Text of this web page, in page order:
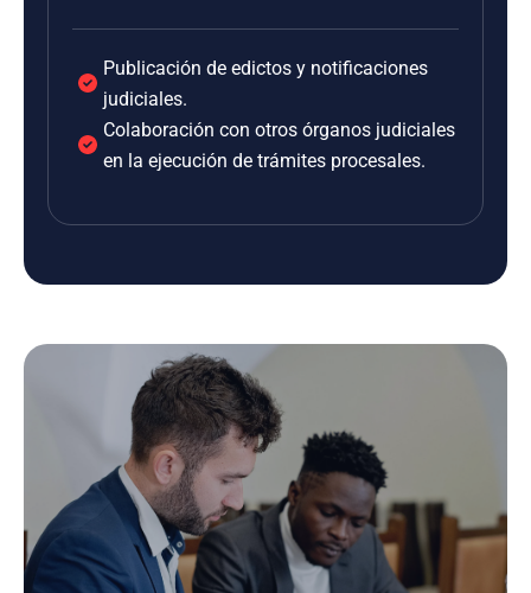
Publicación de edictos y notificaciones
judiciales.
Colaboración con otros órganos judiciales
en la ejecución de trámites procesales.